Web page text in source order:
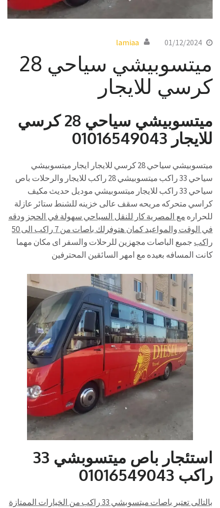
01/12/2024
lamiaa
ميتسوبيشي سياحي 28
كرسي للايجار
ميتسوبيشي سياحي 28 كرسي
للايجار 01016549043
ميتسوبيشي سياحي 28 كرسي للايجار ايجار ميتسوبيشي
سياحي 33 راكب ميتسوبيشي 28 راكب للايجار والرحلات باص
سياحي 33 راكب للايجار ميتسوبيشي موديل حديث مكيف
كراسي متحركه مريحه سقف عالى خزينه للشنط ستائر عازلة
للحراره مع المصرية كار للنقل السياحي سهولة في الحجز ودقه
في الوقت والمواعيد كمان هتوفرلك باصات من 7 راكب الى 50
راكب جميع الباصات مجهزين للرحلات والسفر اى مكان مهما
كانت المسافه بعيده مع امهر السائقين المحترفين
استئجار باص ميتسوبشي 33
راكب 01016549043
بالتالى تعتبر باصات ميتسوبشي 33 راكب من الخيارات الممتازة